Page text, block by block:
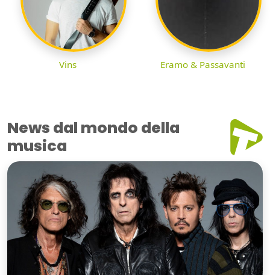
Vins Eramo & Passavanti
News dal mondo della
musica